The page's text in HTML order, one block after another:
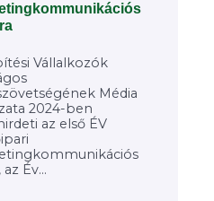
Vállalkozók
Média
2024-ben
az első ÉV
Év...